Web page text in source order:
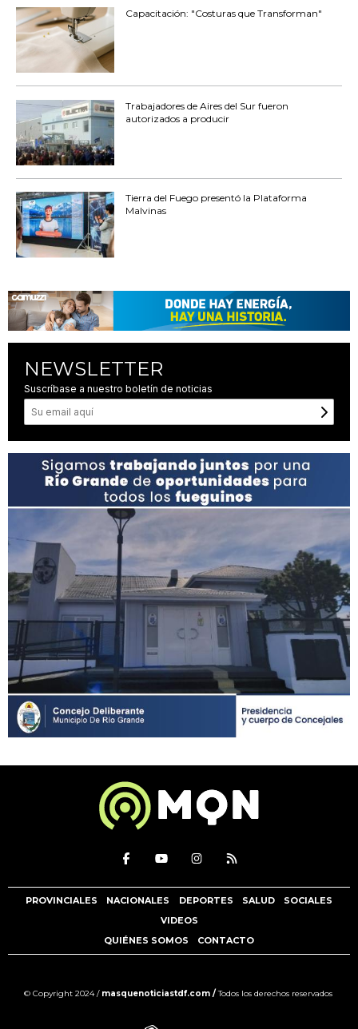
Capacitación: "Costuras que Transforman"
Trabajadores de Aires del Sur fueron
autorizados a producir
Tierra del Fuego presentó la Plataforma
Malvinas
NEWSLETTER
Suscríbase a nuestro boletín de noticias
PROVINCIALES NACIONALES DEPORTES SALUD
SOCIALES
VIDEOS
QUIÉNES SOMOS
CONTACTO
© Copyright 2024 / masquenoticiastdf.com /Todos los derechos reservados